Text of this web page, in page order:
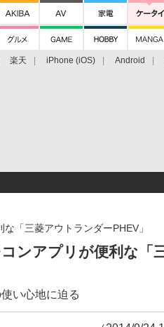
楽天 iPhone (iOS) Android
「三菱アウトランダーPHEV」
ンアプリが便利な「
い心地に迫る